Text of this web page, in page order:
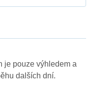
je pouze výhledem a
dalších dní.